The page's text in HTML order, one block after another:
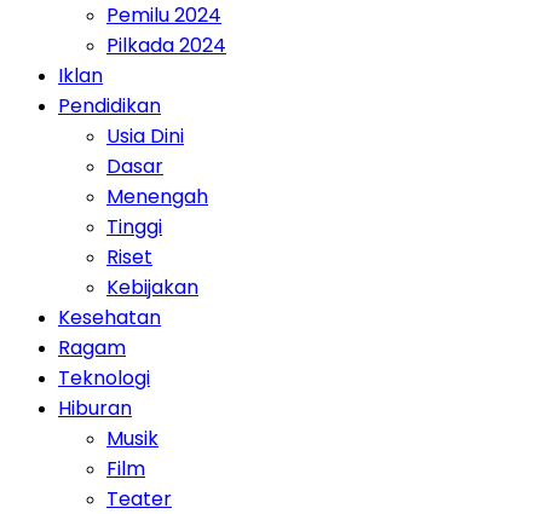
Pemilu 2024
Pilkada 2024
Iklan
Pendidikan
Usia Dini
Dasar
Menengah
Tinggi
Riset
Kebijakan
Kesehatan
Ragam
Teknologi
Hiburan
Musik
Film
Teater